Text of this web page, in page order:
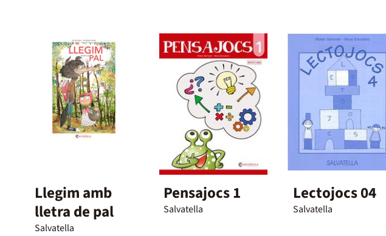
Llegim amb
lletra de pal
Salvatella
Pensajocs 1
Salvatella
Lectojocs 04
Salvatella